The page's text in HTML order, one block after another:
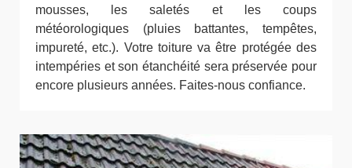
mousses, les saletés et les coups
météorologiques (pluies battantes, tempêtes,
impureté, etc.). Votre toiture va être protégée des
intempéries et son étanchéité sera préservée pour
encore plusieurs années. Faites-nous confiance.